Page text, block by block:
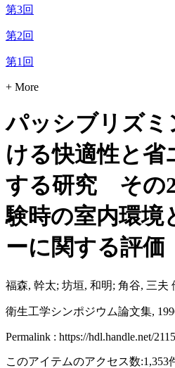
第3回
第2回
第1回
+ More
パッシブリズミ
ける快適性と省
する研究 その
験時の室内環境
ーに関する評価
福森, 幹太; 坊垣, 和明; 角谷, 三夫
衛生工学シンポジウム論文集,
Permalink : https://hdl.handle.net/
このアイテムのアクセス数:1,353